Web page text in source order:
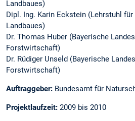
Landbaues)
Dipl. Ing. Karin Eckstein (Lehrstuhl
Landbaues)
Dr. Thomas Huber (Bayerische
Forstwirtschaft)
Dr. Rüdiger Unseld (Bayerische
Forstwirtschaft)
Auftraggeber: Bundesamt für
Projektlaufzeit: 2009 bis 2010